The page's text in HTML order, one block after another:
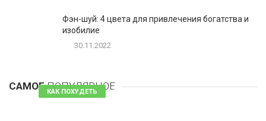
Фэн-шуй: 4 цвета для привлечения богатства и
изобилие
30.11.2022
САМОЕПОПУЛЯРНОЕ
КАК ПОХУДЕТЬ 81 комментарий